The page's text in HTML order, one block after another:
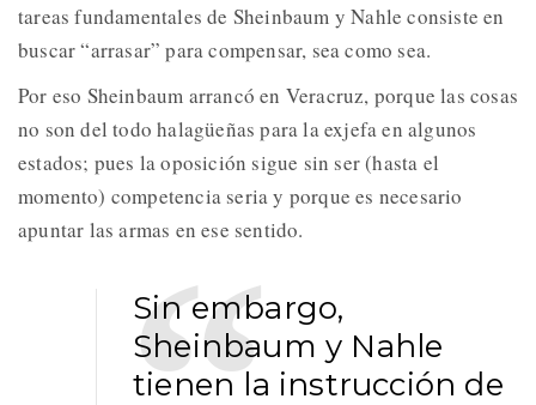
tareas fundamentales de Sheinbaum y Nahle consiste en
buscar “arrasar” para compensar, sea como sea.
Por eso Sheinbaum arrancó en Veracruz, porque las cosas
no son del todo halagüeñas para la exjefa en algunos
estados; pues la oposición sigue sin ser (hasta el
momento) competencia seria y porque es necesario
apuntar las armas en ese sentido.
Sin embargo,
Sheinbaum y Nahle
tienen la instrucción de